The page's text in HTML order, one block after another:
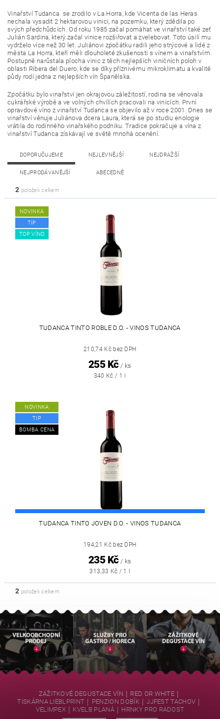
Vinařství Tudanca se zrodilo v La Horra, kde Vicenta de las Heras
nechala vysadit 2 hektarovou vinici, na pozemku, který zdědila po
svých předchůdcích. Od roku 1985 začal pomáhat ve vinařství také zeť
Julián Sardina, který začal vinice rozšiřovat a zvelebovat. Toto úsilí mu
vydrželo více než 30 let. Juliánovi zpočátku radili jeho strýcové a lidé z
města La Horra, kteří měli dlouholeté zkušenosti s vínem a vinařstvím.
Postupně narůstala plocha vinic z těch nejlepších viničních poloh v
oblasti Ribera del Duero, kde se díky příznivému mikroklimatu a kvalitě
půdy rodí jedna z nejlepších vín Španělska.
Zpočátku bylo vinařství jen okrajovou záležitostí, rodina se věnovala
cukrářské výrobě a ve volných chvílích pracovali na vinicích. První
opravdové víno z vinařství Tudanca se objevilo až v roce 2001. Dnes se
vinařství věnuje Juliánova dcera Laura, která se po studiu enologie
vrátila do rodinného vinařského podniku. Tradice pokračuje a vína z
vinařství Tudanca získávají ve světě mnohá ocenění.
DOPORUČUJEME NEJLEVNĚJŠÍ NEJDRAŽŠÍ
NEJPRODÁVANĚJŠÍ ABECEDNĚ
2 položek celkem
NOVINKA
TIP
TOP VÍNO
TUDANCA TINTO ROBLE D.O. - VINOS TUDANCA
210,74 Kč bez DPH
255 Kč / ks
340 Kč / 1 l
NOVINKA
TIP
BOMBA CENA
TUDANCA TINTO JOVEN D.O. - VINOS TUDANCA
194,21 Kč bez DPH
235 Kč / ks
313,33 Kč / 1 l
2 položek celkem
ZÁŽITKOVÉ DEGUSTACE VÍN | RED OR WHITE |
TISKÁRNA LIEBLPRINT | PENZION DOBÍK | JJFEST TACHOV |
VELIMPEX | KVELB PLANÁ | HRNKY PRO RADOST